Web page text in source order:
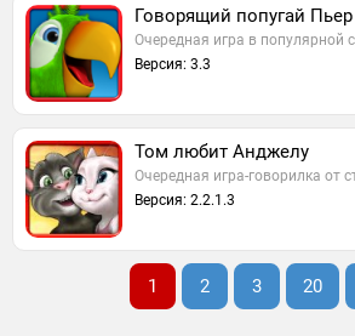
Говорящий попугай Пьер
Очередная игра в популярной
Версия: 3.3
Том любит Анджелу
Очередная игра-говорилка от
Версия: 2.2.1.3
1 2 3 20